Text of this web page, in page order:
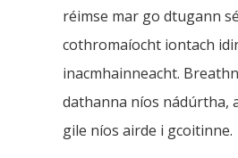
réimse mar go dtugann sé
cothromaíocht iontach
inacmhainneacht.
dathanna níos nádúrtha,
gile níos airde i gcoitinne.